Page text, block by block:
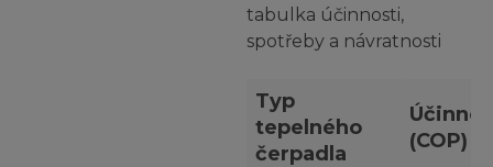
tabulka účinnosti,
spotřeby a návratnosti
Typ
tepelného
čerpadla
(COP)